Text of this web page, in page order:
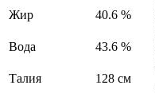
Жир
40.6 %
Вода
43.6 %
Талия
128 см